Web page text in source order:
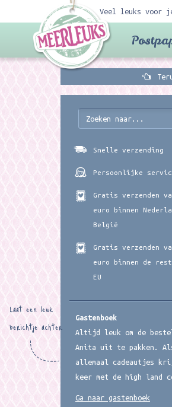
Veel leuks voor
Snelle verzending
Persoonlijke
Gratis verzenden
euro binnen
België
Gratis verzenden
euro binnen de
EU
Gastenboek
Altijd leuk om de
Anita uit te pakken.
allemaal cadeautjes
keer met de high land
Laat een leuk
berichtje achter
Ga naar gastenboek